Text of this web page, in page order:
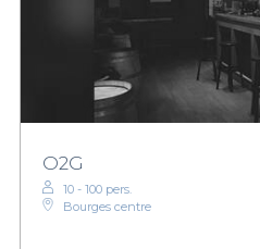
O2G
10 - 100 pers.
Bourges centre